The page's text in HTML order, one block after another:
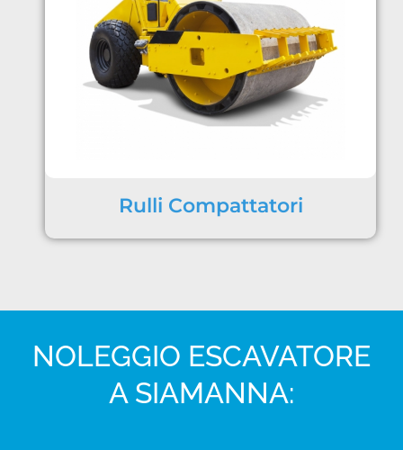
Rulli Compattatori
NOLEGGIO ESCAVATORE
A SIAMANNA: